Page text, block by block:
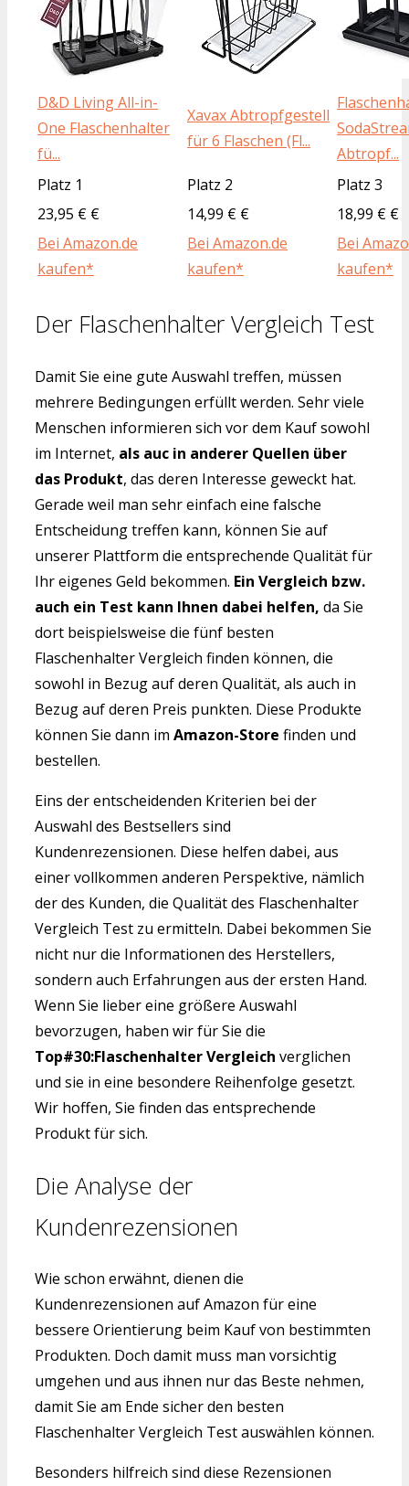
D&D Living All-in-
One Flaschenhalter
fü...
Xavax Abtropfgestell
für 6 Flaschen (Fl...
Abtropf...
Platz 1
Platz 2
Platz 3
23,95 € €
14,99 € €
18,99 € €
Bei Amazon.de
kaufen*
Bei Amazon.de
kaufen*
Bei
kaufen*
Der Flaschenhalter Vergleich Test
Damit Sie eine gute Auswahl treffen, müssen
mehrere Bedingungen erfüllt werden. Sehr viele
Menschen informieren sich vor dem Kauf sowohl
im Internet, als auc in anderer Quellen über
das Produkt, das deren Interesse geweckt hat.
Gerade weil man sehr einfach eine falsche
Entscheidung treffen kann, können Sie auf
unserer Plattform die entsprechende Qualität für
Ihr eigenes Geld bekommen. Ein Vergleich bzw.
auch ein Test kann Ihnen dabei helfen, da Sie
dort beispielsweise die fünf besten
Flaschenhalter Vergleich finden können, die
sowohl in Bezug auf deren Qualität, als auch in
Bezug auf deren Preis punkten. Diese Produkte
können Sie dann im Amazon-Store finden und
bestellen.
Eins der entscheidenden Kriterien bei der
Auswahl des Bestsellers sind
Kundenrezensionen. Diese helfen dabei, aus
einer vollkommen anderen Perspektive, nämlich
der des Kunden, die Qualität des Flaschenhalter
Vergleich Test zu ermitteln. Dabei bekommen Sie
nicht nur die Informationen des Herstellers,
sondern auch Erfahrungen aus der ersten Hand.
Wenn Sie lieber eine größere Auswahl
bevorzugen, haben wir für Sie die
Top#30:Flaschenhalter Vergleich verglichen
und sie in eine besondere Reihenfolge gesetzt.
Wir hoffen, Sie finden das entsprechende
Produkt für sich.
Die Analyse der
Kundenrezensionen
Wie schon erwähnt, dienen die
Kundenrezensionen auf Amazon für eine
bessere Orientierung beim Kauf von bestimmten
Produkten. Doch damit muss man vorsichtig
umgehen und aus ihnen nur das Beste nehmen,
damit Sie am Ende sicher den besten
Flaschenhalter Vergleich Test auswählen können.
Besonders hilfreich sind diese Rezensionen